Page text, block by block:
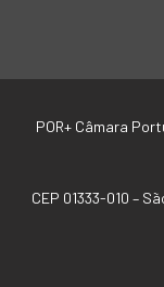
POR+ Câmara
CEP 01333-010 –